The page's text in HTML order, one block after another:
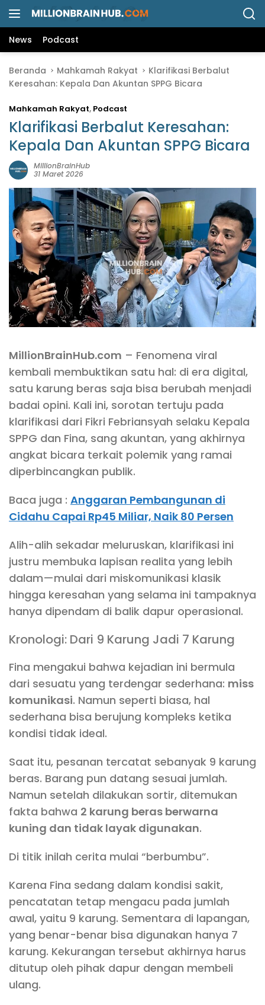
News Podcast
Beranda Mahkamah Rakyat
Klarifikasi Berbalut
Keresahan: Kepala Dan Akuntan SPPG Bicara
Mahkamah Rakyat, Podcast
Klarifikasi Berbalut Keresahan:
Kepala Dan Akuntan SPPG Bicara
MillionBrainHub
31 Maret 2026
MillionBrainHub.com – Fenomena viral
kembali membuktikan satu hal: di era digital,
satu karung beras saja bisa berubah menjadi
badai opini. Kali ini, sorotan tertuju pada
klarifikasi dari Fikri Febriansyah selaku Kepala
SPPG dan Fina, sang akuntan, yang akhirnya
angkat bicara terkait polemik yang ramai
diperbincangkan publik.
Baca juga : Anggaran Pembangunan di
Cidahu Capai Rp45 Miliar, Naik 80 Persen
Alih-alih sekadar meluruskan, klarifikasi ini
justru membuka lapisan realita yang lebih
dalam—mulai dari miskomunikasi klasik
hingga keresahan yang selama ini tampaknya
hanya dipendam di balik dapur operasional.
Kronologi: Dari 9 Karung Jadi 7 Karung
Fina mengakui bahwa kejadian ini bermula
dari sesuatu yang terdengar sederhana: miss
komunikasi. Namun seperti biasa, hal
sederhana bisa berujung kompleks ketika
kondisi tidak ideal.
Saat itu, pesanan tercatat sebanyak 9 karung
beras. Barang pun datang sesuai jumlah.
Namun setelah dilakukan sortir, ditemukan
fakta bahwa 2 karung beras berwarna
kuning dan tidak layak digunakan.
Di titik inilah cerita mulai “berbumbu”.
Karena Fina sedang dalam kondisi sakit,
pencatatan tetap mengacu pada jumlah
awal, yaitu 9 karung. Sementara di lapangan,
yang benar-benar bisa digunakan hanya 7
karung. Kekurangan tersebut akhirnya harus
ditutup oleh pihak dapur dengan membeli
ulang.